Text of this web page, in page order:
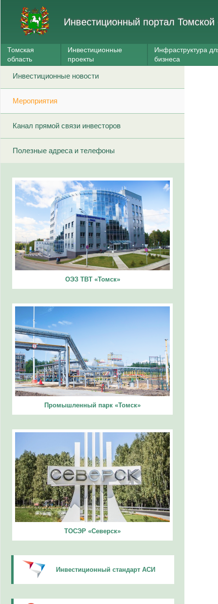
Инвестиционный портал Томской
Томская
область
Инвестиционные
проекты
Инфраструктура
бизнеса
Инвестиционные новости
Мероприятия
Канал прямой связи инвесторов
Полезные адреса и телефоны
ОЭЗ ТВТ «Томск»
Промышленный парк «Томск»
ТОСЭР «Северск»
Инвестиционный стандарт АСИ